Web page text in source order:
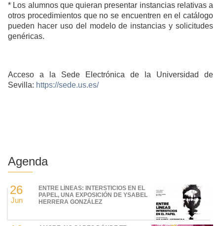
* Los alumnos que quieran presentar instancias relativas a
otros procedimientos que no se encuentren en el catálogo
pueden hacer uso del modelo de instancias y solicitudes
genéricas.
Acceso a la Sede Electrónica de la Universidad de
Sevilla: https://sede.us.es/
Agenda
26
Jun
ENTRE LÍNEAS: INTERSTICIOS EN EL
PAPEL, UNA EXPOSICIÓN DE YSABEL
HERRERA GONZÁLEZ